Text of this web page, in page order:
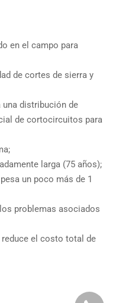
en el campo para
de cortes de sierra y
distribución de
de cortocircuitos para
larga (75 años);
un poco más de 1
problemas asociados
el costo total de